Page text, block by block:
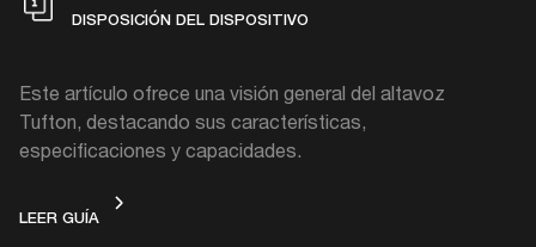
DISPOSICIÓN DEL DISPOSITIVO
Este artículo ofrece una visión general del altavoz
Tufton, destacando sus características,
especificaciones y capacidades.
LEER GUÍADISPOSICIÓN DEL DISPOSITIVO